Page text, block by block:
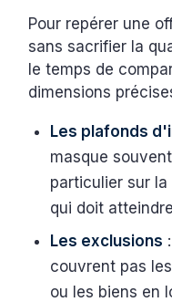
Pour repérer une
sans sacrifier la
le temps de
dimensions
Les plafonds
masque
particulier sur
qui doit
Les exclusions
couvrent pas
ou les biens en